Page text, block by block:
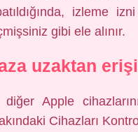
izleme
gibi ele alınır.
uzaktan
diğer Apple
Cihazları